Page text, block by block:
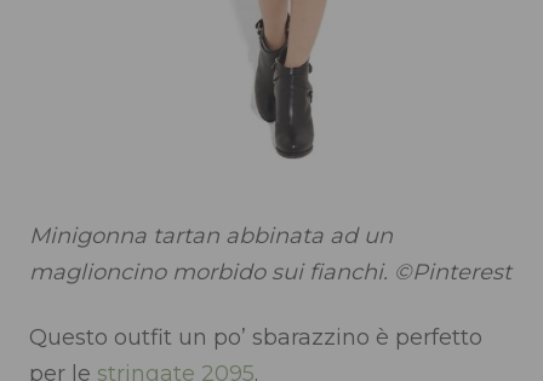
Minigonna tartan abbinata ad un
maglioncino morbido sui fianchi. ©Pinterest
Questo outfit un po’ sbarazzino è perfetto
per le stringate 2095.